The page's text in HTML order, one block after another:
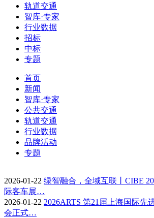
轨道交通
智库·专家
行业数据
招标
中标
专题
首页
新闻
智库·专家
公共交通
轨道交通
行业数据
品牌活动
专题
2026-01-22 绿智融合，全域互联丨CIBE
际客车展…
2026-01-22 2026ARTS 第21届上海国际先
会正式…